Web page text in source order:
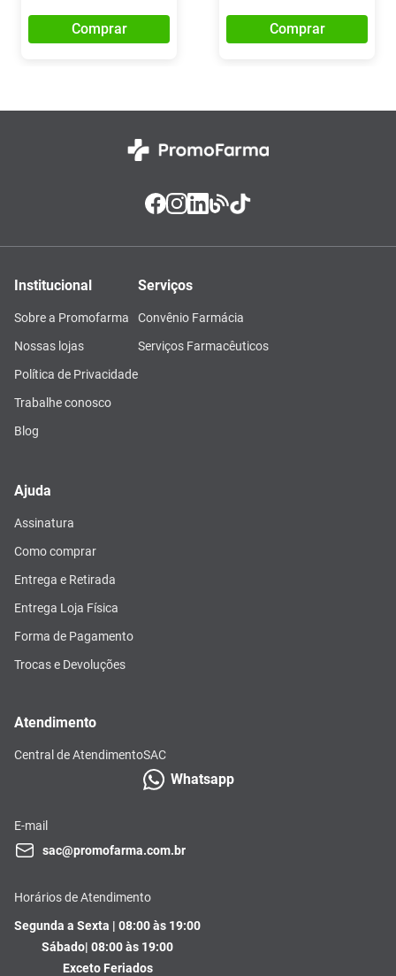
Comprar Comprar
Institucional
Sobre a Promofarma
Nossas lojas
Política de Privacidade
Trabalhe conosco
Blog
Serviços
Convênio Farmácia
Serviços Farmacêuticos
Ajuda
Assinatura
Como comprar
Entrega e Retirada
Entrega Loja Física
Forma de Pagamento
Trocas e Devoluções
Atendimento
Central de AtendimentoSAC
Whatsapp
E-mail
sac@promofarma.com.br
Horários de Atendimento
Segunda a Sexta | 08:00 às 19:00
Sábado| 08:00 às 19:00
Exceto Feriados